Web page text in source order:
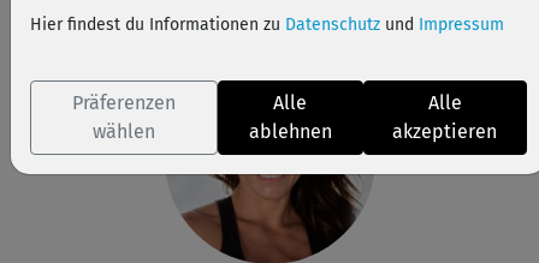
Gewichte, Matte
Hier findest du Informationen zu Datenschutz und Impressum
Präferenzen
wählen
Alle
ablehnen
Alle
akzeptieren